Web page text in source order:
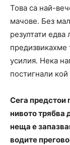
Това са най-
мачове. Без
резултати
усилия. Нека
постигнали кой
Сега предстои
нивото трябва
неща е
водите